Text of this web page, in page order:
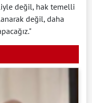
değil, hak temelli
değil, daha